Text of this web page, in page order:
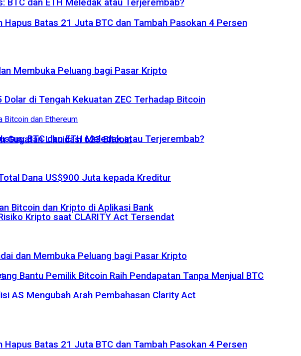
BTC dan ETH Meledak atau Terjerembab?
Membuka Peluang bagi Pasar Kripto
Gugatan Likuidasi 623 Bitcoin
Bitcoin dan Kripto di Aplikasi Bank
Bantu Pemilik Bitcoin Raih Pendapatan Tanpa Menjual BTC
Hapus Batas 21 Juta BTC dan Tambah Pasokan 4 Persen
Hapus Batas 21 Juta BTC dan Tambah Pasokan 4 Persen
di Tengah Kekuatan ZEC Terhadap Bitcoin
BTC dan ETH Meledak atau Terjerembab?
Dana US$900 Juta kepada Kreditur
Kripto saat CLARITY Act Tersendat
dan Membuka Peluang bagi Pasar Kripto
AS Mengubah Arah Pembahasan Clarity Act